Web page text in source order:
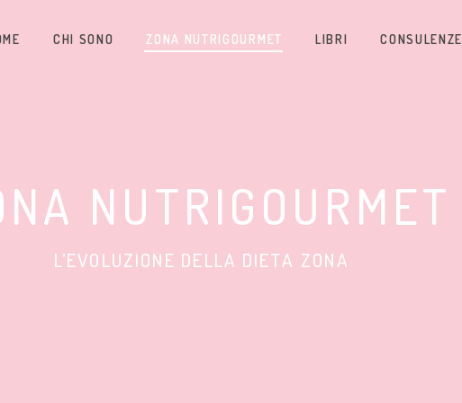
CHI SONO ZONA NUTRIGOURMET LIBRI CONSULENZE
NUTRIGOURMET
L’EVOLUZIONE DELLA DIETA ZONA